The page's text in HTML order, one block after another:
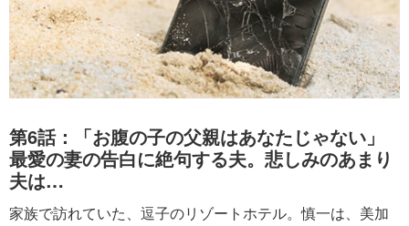
第6話：「お腹の子の父親はあなたじゃない」
最愛の妻の告白に絶句する夫。悲しみのあまり
夫は…
家族で訪れていた、逗子のリゾートホテル。慎一は、美加